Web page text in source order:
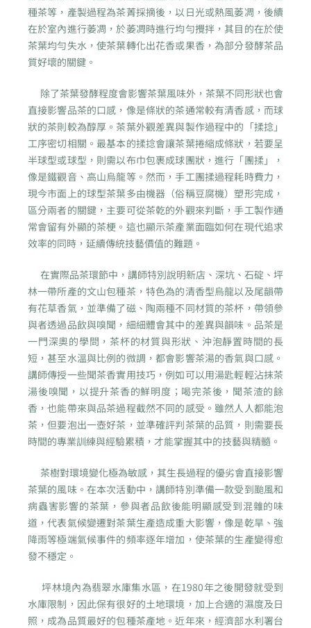
種茶等，產製過程為茶菁採摘後，以日光或熱風萎凋，後續
在於室內進行萎凋，於萎凋時進行均勻攪拌，其目的在於使
茶葉均勻失水，使茶葉轉化出花香或果香，為部分發酵茶品
質好壞的關鍵。
除了茶葉發酵程度會影響茶葉風味外，茶葉不同形狀也會
直接影響品茶的口感，像是條狀的茶通常較有清香感，而球
狀的茶則較為醇厚。茶葉外觀差異與製作過程中的「揉捻」
工序密切相關。最基本的揉捻會讓茶葉捲縮成條狀，若要呈
半球型或球型，則需以布巾包裹成球團狀，進行「團揉」，
像是鐵觀音、高山烏龍等。然而，手工團揉過程耗時費力，
現今市面上的球型茶葉多由機器（俗稱豆腐機）塑形完成，
區分兩者的關鍵，主要可從茶乾的外觀來判斷，手工製作通
常會留有外顯的茶梗。這也顯示茶產業面臨如何在現代追求
效率的同時，延續傳統技藝價值的難題。
在實際品茶環節中，講師特別說明新店、深坑、石碇、坪
林一帶所產的文山包種茶，特色為的清香型烏龍以及尾韻帶
有花草香氣，並準備了磁、陶兩種不同材質的茶杯，帶領參
與者透過品飲與嗅聞，細細體會其中的差異與韻味。品茶是
一門深奧的學問，茶杯的材質與形狀、沖泡靜置時間的長
短，甚至水溫與比例的微調，都會影響茶湯的香氣與口感。
講師傳授一些聞茶香實用技巧，例如可以用湯匙輕輕沾抹茶
湯後嗅聞，以提升茶香的鮮明度；喝完茶後，聞茶渣的餘
香，也能帶來與品茶過程截然不同的感受。雖然人人都能泡
茶，但要泡出一壺好茶，並準確評判茶葉的品質，則需要長
時間的專業訓練與經驗累積，才能掌握其中的技藝與精髓。
茶樹對環境變化極為敏感，其生長過程的優劣會直接影響
茶葉的風味。在本次活動中，講師特別準備一款受到颱風和
病蟲害影響的茶葉，參與者品飲後能明顯感受到混雜的味
道，代表氣候變遷對茶葉生產造成重大影響，像是乾旱、強
降雨等極端氣候事件的頻率逐年增加，使茶葉的生產變得愈
發不穩定。
坪林境內為翡翠水庫集水區，在1980年之後開發就受到
水庫限制，因此保有很好的土地環境，加上合適的濕度及日
照，成為品質最好的包種茶產地。近年來，經濟部水利署台